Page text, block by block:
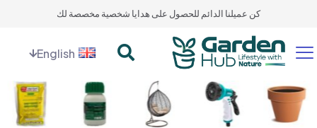
كن عميلنا الدائم للحصول على هدايا شخصية مخصصة لك
English